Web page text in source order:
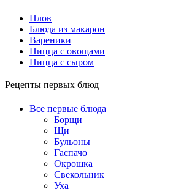
Плов
Блюда из макарон
Вареники
Пицца с овощами
Пицца с сыром
Рецепты первых блюд
Все первые блюда
Борщи
Щи
Бульоны
Гаспачо
Окрошка
Свекольник
Уха